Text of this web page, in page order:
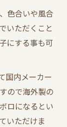
色合いや風合
いただくこと
にする事も可
国内メーカー
ので海外製の
ロになるとい
いただけま